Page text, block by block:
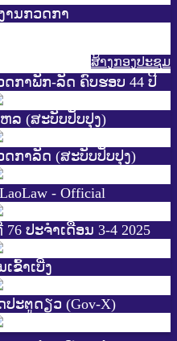
ານກວດກາ
ສ້າງກອງປະຊູມ
ກາພັກ-ລັດ ຄົບຮອບ 44 ປີ
ລ (ສະບັບປັບປຸງ)
ກາລັດ (ສະບັບປັບປຸງ)
- Official
ປະຈຳເດືອນ 3-4 2025
ຂົ້າ​ເບີ່ງ
ະຕູດຽວ (Gov-X)